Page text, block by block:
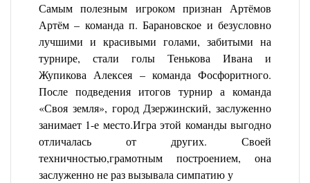
Самым полезным игроком признан Артёмов
Артём – команда п. Барановское и безусловно
лучшими и красивыми голами, забитыми на
турнире, стали голы Тенькова Ивана и
Жупикова Алексея – команда Фосфоритного.
После подведения итогов турнир а команда
«Своя земля», город Дзержинский, заслуженно
занимает 1-е место.Игра этой команды выгодно
отличалась от других. Своей
техничностью,грамотным построением, она
заслуженно не раз вызывала симпатию у